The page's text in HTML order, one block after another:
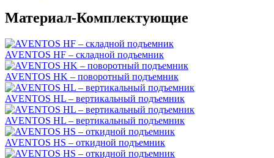
Материал-Комплектующие
AVENTOS HF – складной подъемник
AVENTOS HK – поворотный подъемник
AVENTOS HL – вертикальный подъемник
AVENTOS HL – вертикальный подъемник
AVENTOS HS – откидной подъемник